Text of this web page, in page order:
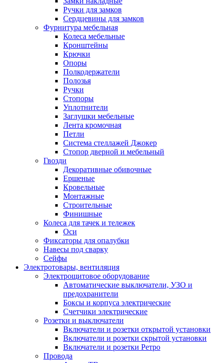
Ручки для замков
Сердцевины для замков
Фурнитура мебельная
Колеса мебельные
Кронштейны
Крючки
Опоры
Полкодержатели
Полозья
Ручки
Стопоры
Уплотнители
Заглушки мебельные
Лента кромочная
Петли
Система стеллажей Джокер
Стопор дверной и мебельный
Гвозди
Декоративные обивочные
Ершеные
Кровельные
Монтажные
Строительные
Финишные
Колеса для тачек и тележек
Оси
Фиксаторы для опалубки
Навесы под сварку
Сейфы
Электротовары, вентиляция
Электрощитовое оборудование
Автоматические выключатели, УЗО и
предохранители
Боксы и корпуса электрические
Счетчики электрические
Розетки и выключатели
Включатели и розетки открытой установки
Включатели и розетки скрытой установки
Включатели и розетки Ретро
Провода